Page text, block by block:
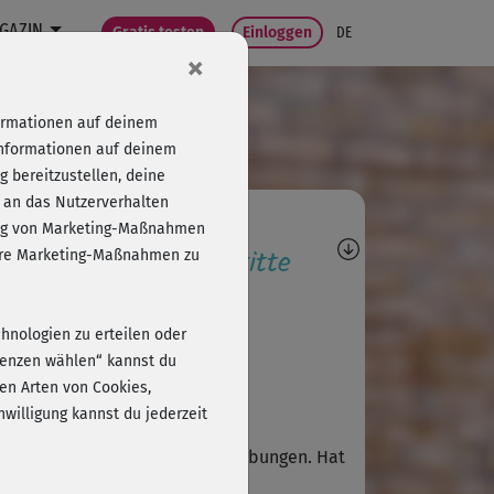
Gratis testen Einloggen DE
Antworten,
Fortschritte
Lisa102
Workout!!! Super effektive Übungen. Hat
×
auf deinem
auf deinem
bereitzustellen, deine
das Nutzerverhalten
von Marketing-Maßnahmen
Marketing-Maßnahmen zu
zu erteilen oder
wählen“ kannst du
Arten von Cookies,
kannst du jederzeit